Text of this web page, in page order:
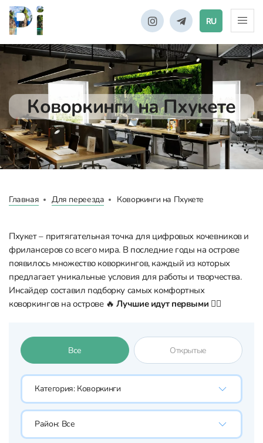
RU
Коворкинги на Пхукете
Главная Для переезда Коворкинги на Пхукете
Пхукет – притягательная точка для цифровых кочевников и
фрилансеров со всего мира. В последние годы на острове
появилось множество коворкингов, каждый из которых
предлагает уникальные условия для работы и творчества.
Инсайдер составил подборку самых комфортных
коворкингов на острове 🔥Лучшие идут первыми 👇🏼
Все Открытые
Категория: Коворкинги
Район: Все